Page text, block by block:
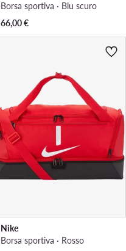
Borsa sportiva · Blu scuro
66,00€
Nike
Borsa sportiva · Rosso